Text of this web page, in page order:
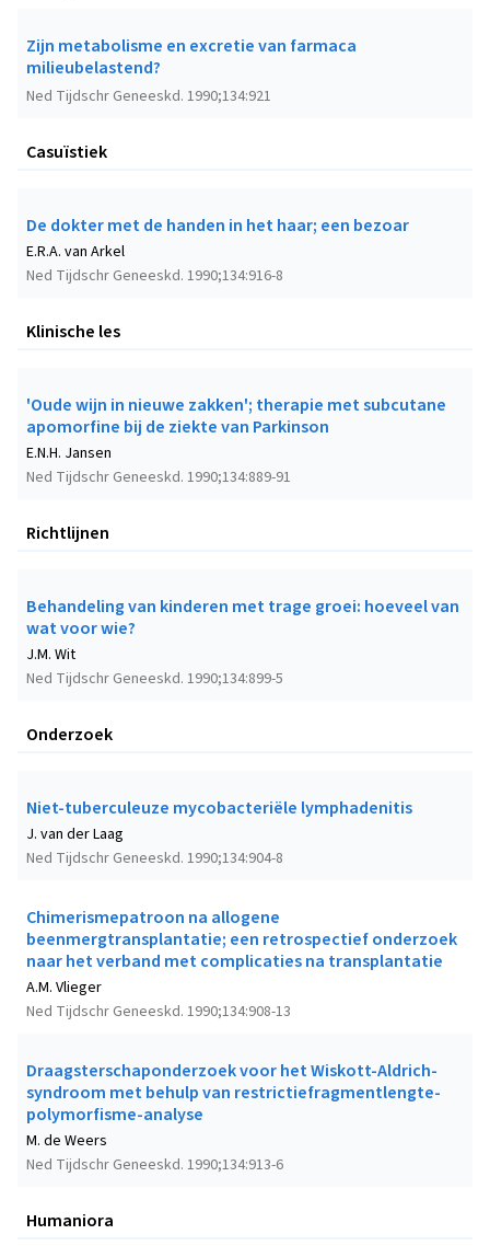
Zijn metabolisme en excretie van farmaca
milieubelastend?
Ned Tijdschr Geneeskd. 1990;134:921
Casuïstiek
De dokter met de handen in het haar; een bezoar
Ned Tijdschr Geneeskd. 1990;134:916-8
E.R.A. van Arkel
Klinische les
'Oude wijn in nieuwe zakken'; therapie met subcutane
apomorfine bij de ziekte van Parkinson
Ned Tijdschr Geneeskd. 1990;134:889-91
E.N.H. Jansen
Richtlijnen
Behandeling van kinderen met trage groei: hoeveel van
wat voor wie?
Ned Tijdschr Geneeskd. 1990;134:899-5
J.M. Wit
Onderzoek
Niet-tuberculeuze mycobacteriële lymphadenitis
Ned Tijdschr Geneeskd. 1990;134:904-8
J. van der Laag
Chimerismepatroon na allogene
beenmergtransplantatie; een retrospectief onderzoek
naar het verband met complicaties na transplantatie
Ned Tijdschr Geneeskd. 1990;134:908-13
A.M. Vlieger
Draagsterschaponderzoek voor het Wiskott-Aldrich-
syndroom met behulp van restrictiefragmentlengte-
polymorfisme-analyse
Ned Tijdschr Geneeskd. 1990;134:913-6
M. de Weers
Humaniora